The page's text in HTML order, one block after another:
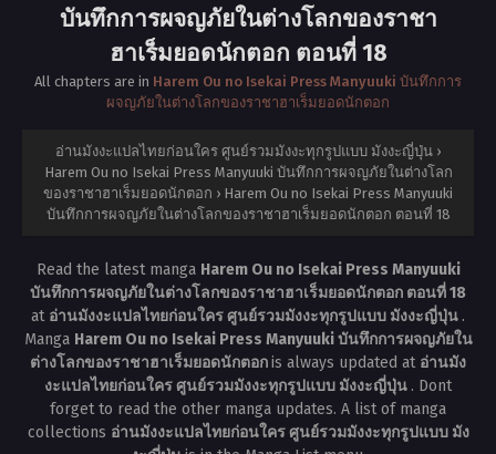
บันทึกการผจญภัยในต่างโลกของราชา
ฮาเร็มยอดนักตอก ตอนที่ 18
All chapters are in Harem Ou no Isekai Press Manyuuki บันทึกการ
ผจญภัยในต่างโลกของราชาฮาเร็มยอดนักตอก
อ่านมังงะแปลไทยก่อนใคร ศูนย์รวมมังงะทุกรูปแบบ มังงะญี่ปุ่น ›
Harem Ou no Isekai Press Manyuuki บันทึกการผจญภัยในต่างโลก
ของราชาฮาเร็มยอดนักตอก › Harem Ou no Isekai Press Manyuuki
บันทึกการผจญภัยในต่างโลกของราชาฮาเร็มยอดนักตอก ตอนที่ 18
Read the latest manga Harem Ou no Isekai Press Manyuuki
บันทึกการผจญภัยในต่างโลกของราชาฮาเร็มยอดนักตอก ตอนที่ 18
at อ่านมังงะแปลไทยก่อนใคร ศูนย์รวมมังงะทุกรูปแบบ มังงะญี่ปุ่น .
Manga Harem Ou no Isekai Press Manyuuki บันทึกการผจญภัยใน
ต่างโลกของราชาฮาเร็มยอดนักตอกis always updated at อ่านมัง
งะแปลไทยก่อนใคร ศูนย์รวมมังงะทุกรูปแบบ มังงะญี่ปุ่น . Dont
forget to read the other manga updates. A list of manga
collections อ่านมังงะแปลไทยก่อนใคร ศูนย์รวมมังงะทุกรูปแบบ มัง